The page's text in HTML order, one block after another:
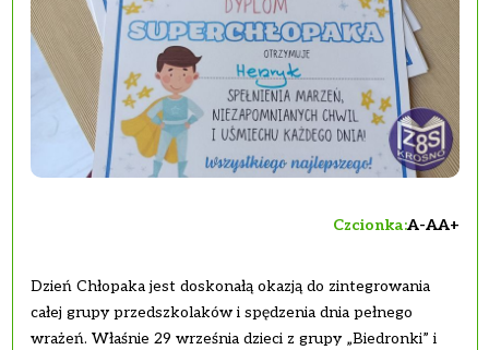
Czcionka:A-AA+
Dzień Chłopaka jest doskonałą okazją do zintegrowania
całej grupy przedszkolaków i spędzenia dnia pełnego
wrażeń. Właśnie 29 września dzieci z grupy „Biedronki” i